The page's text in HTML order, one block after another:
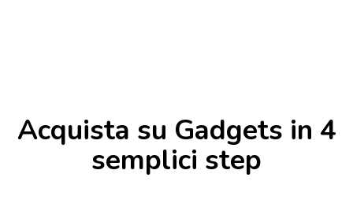
Acquista su Gadgets in 4
semplici step